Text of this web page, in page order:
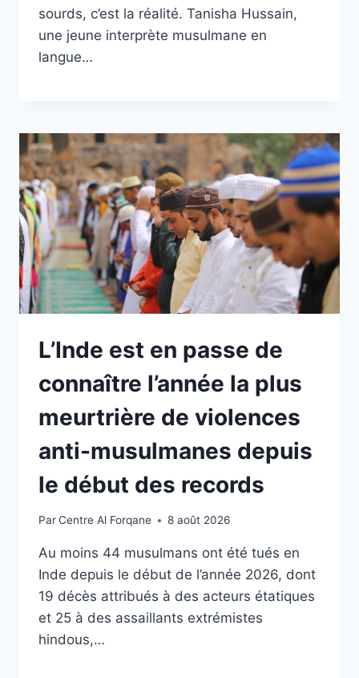
sourds, c’est la réalité. Tanisha Hussain,
une jeune interprète musulmane en
langue…
L’Inde est en passe de
connaître l’année la plus
meurtrière de violences
anti-musulmanes depuis
le début des records
ParCentre Al Forqane 8 août 2026
Au moins 44 musulmans ont été tués en
Inde depuis le début de l’année 2026, dont
19 décès attribués à des acteurs étatiques
et 25 à des assaillants extrémistes
hindous,…